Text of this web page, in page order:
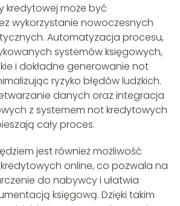
kredytowej może być
wykorzystanie nowoczesnych
Automatyzacja procesu,
systemów księgowych,
i dokładne generowanie not
ryzyko błędów ludzkich.
danych oraz integracja
z systemem not kredytowych
cały proces.
jest również możliwość
online, co pozwala na
do nabywcy i ułatwia
księgową. Dzięki takim